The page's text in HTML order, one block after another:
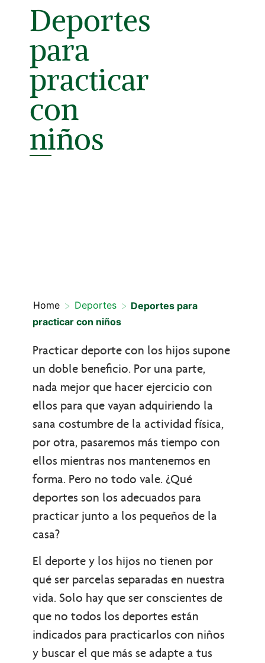
Deportes
para
practicar
con
niños
Home > Deportes > Deportes para
practicar con niños
Practicar deporte con los hijos supone
un doble beneficio. Por una parte,
nada mejor que hacer ejercicio con
ellos para que vayan adquiriendo la
sana costumbre de la actividad física,
por otra, pasaremos más tiempo con
ellos mientras nos mantenemos en
forma. Pero no todo vale. ¿Qué
deportes son los adecuados para
practicar junto a los pequeños de la
casa?
El deporte y los hijos no tienen por
qué ser parcelas separadas en nuestra
vida. Solo hay que ser conscientes de
que no todos los deportes están
indicados para practicarlos con niños
y buscar el que más se adapte a tus